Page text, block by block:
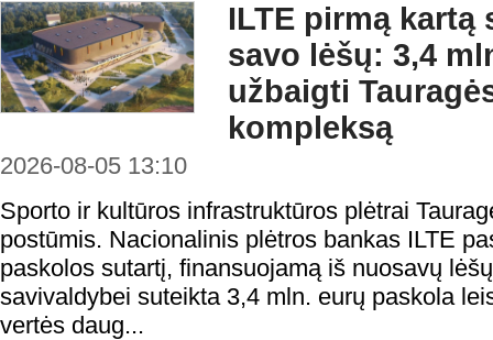
ILTE pirmą kartą
savo lėšų: 3,4
užbaigti
kompleksą
2026-08-05 13:10
Sporto ir kultūros infrastruktūros plėtrai
postūmis. Nacionalinis plėtros bankas ILTE
paskolos sutartį, finansuojamą iš nuosavų
savivaldybei suteikta 3,4 mln. eurų paskola
vertės daug...